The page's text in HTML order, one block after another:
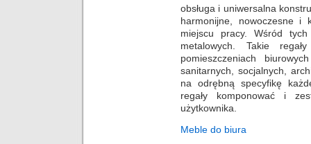
obsługa i uniwersalna
harmonijne, nowoczesne i
miejscu pracy. Wśród
metalowych. Takie
pomieszczeniach
sanitarnych, socjalnych,
na odrębną specyfikę
regały komponować i
użytkownika.
Meble do biura